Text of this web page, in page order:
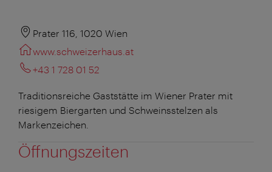
Prater 116, 1020 Wien
www.schweizerhaus.at
+43 1 728 01 52
Traditionsreiche Gaststätte im Wiener Prater mit
riesigem Biergarten und Schweinsstelzen als
Markenzeichen.
Öffnungszeiten